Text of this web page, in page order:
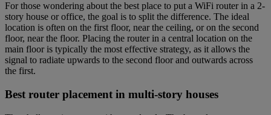
For those wondering about the best place to put a WiFi router in a 2-
story house or office, the goal is to split the difference. The ideal
location is often on the first floor, near the ceiling, or on the second
floor, near the floor. Placing the router in a central location on the
main floor is typically the most effective strategy, as it allows the
signal to radiate upwards to the second floor and outwards across
the first.
Best router placement in multi-story houses